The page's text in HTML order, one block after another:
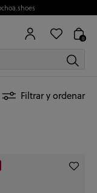
0
Filtrar y ordenar